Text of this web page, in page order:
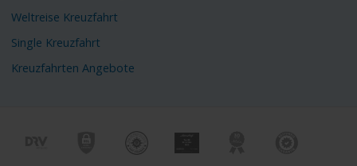
Weltreise Kreuzfahrt
Single Kreuzfahrt
Kreuzfahrten Angebote